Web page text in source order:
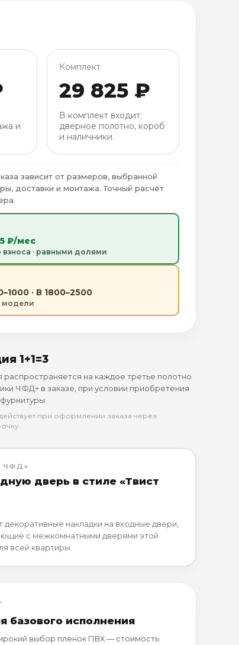
и
Комплект
29 825 ₽
В комплект входит:
дверное полотно, короб
и наличники.
зависит от размеров, выбранной
доставки и монтажа. Точный расчёт
₽/мес
взноса · равными долями
· В 1800–2500
модели
1+1=3
распространяется на каждое третье полотно
ЧФД+ в заказе, при условии приобретения
при оформлении заказа через
ЧФД+
дверь в стиле «Твист
декоративные накладки на входные двери,
с межкомнатными дверями этой
всей квартиры.
базового исполнения
выбор плёнок ПВХ — стоимость